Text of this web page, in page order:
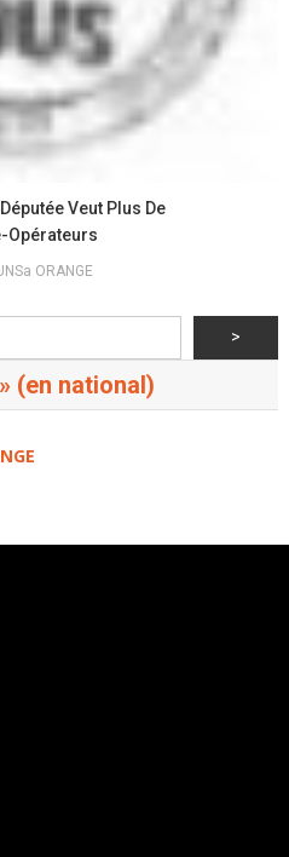
Veut Plus De
Opérateurs
ORANGE
>
(en national)